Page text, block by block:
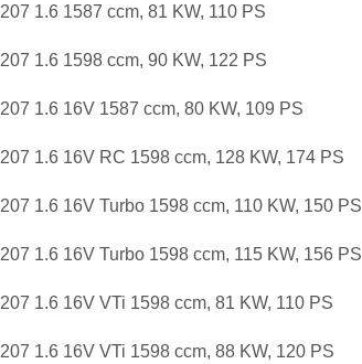
207 1.6 1587 ccm, 81 KW, 110 PS
207 1.6 1598 ccm, 90 KW, 122 PS
207 1.6 16V 1587 ccm, 80 KW, 109 PS
207 1.6 16V RC 1598 ccm, 128 KW, 174 PS
207 1.6 16V Turbo 1598 ccm, 110 KW, 150 PS
207 1.6 16V Turbo 1598 ccm, 115 KW, 156 PS
207 1.6 16V VTi 1598 ccm, 81 KW, 110 PS
207 1.6 16V VTi 1598 ccm, 88 KW, 120 PS